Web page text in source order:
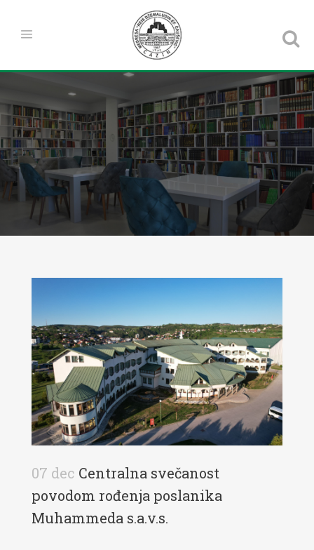
07 dec Centralna svečanost
povodom rođenja poslanika
Muhammeda s.a.v.s.